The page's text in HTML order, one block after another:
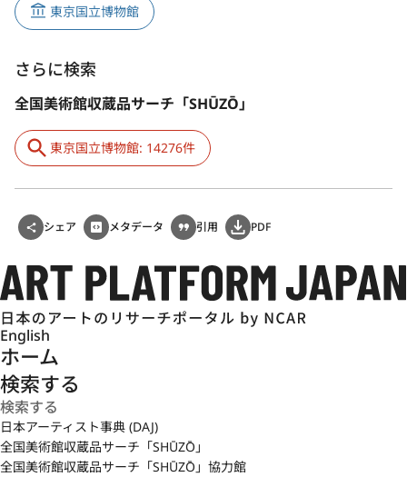
東京国立博物館
さらに検索
全国美術館収蔵品サーチ「SHŪZŌ」
東京国立博物館: 14276件
シェア メタデータ 引用 PDF
English
ホーム
検索する
日本アーティスト事典 (DAJ)
全国美術館収蔵品サーチ「SHŪZŌ」
全国美術館収蔵品サーチ「SHŪZŌ」協力館